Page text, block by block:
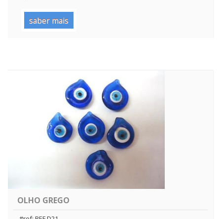
saber mais
OLHO GREGO